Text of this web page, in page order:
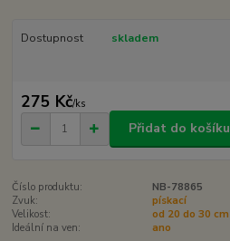
Dostupnost skladem
275 Kč/ks
Přidat do košíku
Číslo produktu:
NB-78865
Zvuk:
pískací
Velikost:
od 20 do 30 cm
Ideální na ven:
ano